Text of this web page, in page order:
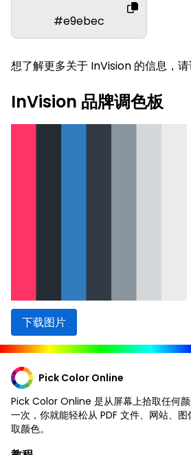
#e9ebec
想了解更多关于 InVision 的信息，
InVision 品牌调色板
下载图片
Pick Color Online
Pick Color Online 是从屏幕上拾取任何
一次，你就能轻松从 PDF 文件、网站、
取颜色。